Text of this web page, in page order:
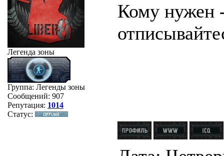
Легенда зоны
Группа: Легенды зоны
Сообщений: 907
Репутация: 1014
Статус:
Кому нужен